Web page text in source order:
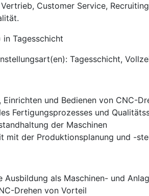
Customer Service,
Tagesschicht
Tagesschicht,
Einrichten und Bedienen von CNC-
Fertigungsprozesses und
der Maschinen
mit der Produktionsplanung und -
Ausbildung als Maschinen- und
Drehen von Vorteil